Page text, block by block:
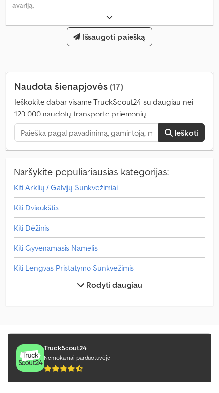
avariją,
Išsaugoti paiešką
Naudota šienapjovės (17)
Ieškokite dabar visame TruckScout24 su daugiau nei
120 000 naudotų transporto priemonių.
Ieškoti
Naršykite populiariausias kategorijas:
Kiti Arklių / Galvijų Sunkvežimiai
Kiti Dviaukštis
Kiti Dėžinis
Kiti Gyvenamasis Namelis
Kiti Lengvas Pristatymo Sunkvežimis
Kiti Pasiekite Krautuvą
Kiti Paspauskite
Kiti Siurbimo / Plovimo Transporto Priemonė
Kiti Sunkvežimiai
Rodyti daugiau
TruckScout24
Nemokamai parduotuvėje